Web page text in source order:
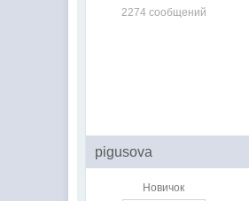
2274 сообщений
pigusova
Новичок